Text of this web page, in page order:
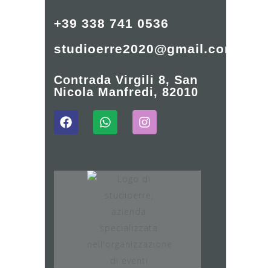
+39 338 741 0536
studioerre2020@gmail.com
Contrada Virgili 8, San
Nicola Manfredi, 82010